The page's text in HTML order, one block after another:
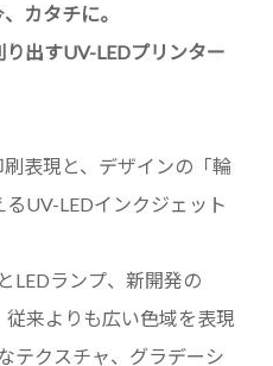
カタチに。
出すUV-LEDプリンター
表現と、デザインの「輪
UV-LEDインクジェット
LEDランプ、新開発の
来よりも広い色域を表現
テクスチャ、グラデーシ